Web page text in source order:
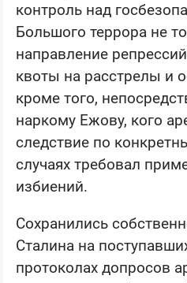
контроль над
Большого террора не
направление
квоты на расстрелы и
кроме того,
наркому Ежову, кого
следствие по
случаях требовал
избиений.
Сохранились
Сталина на
протоколах допросов